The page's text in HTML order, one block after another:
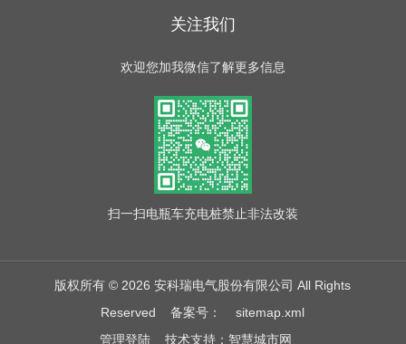
关注我们
欢迎您加我微信了解更多信息
扫一扫电瓶车充电桩禁止非法改装
版权所有 © 2026 安科瑞电气股份有限公司 All Rights
Reserved备案号：
sitemap.xml
管理登陆技术支持： 智慧城市网